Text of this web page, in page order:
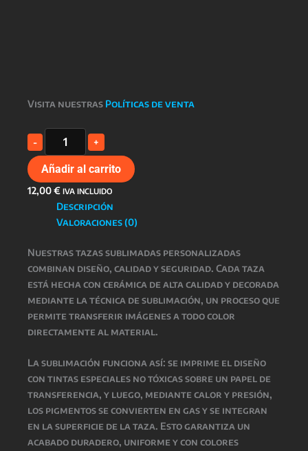
Visita nuestras Políticas de venta
-
TAZA
FLAMENQUILLAS
SUBLIMADA
cantidad
+
Añadir al carrito
12,00€ IVA INCLUIDO
Descripción
Valoraciones (0)
Nuestrastazas sublimadas personalizadas
combinan diseño, calidad y seguridad. Cada taza
está hecha con cerámica de alta calidady decorada
mediante la técnica de sublimación, un proceso que
permite transferir imágenes a todo color
directamente al material.
La sublimación funciona así: se imprime el diseño
con tintas especiales no tóxicassobre un papel de
transferencia, y luego, mediante calor y presión,
los pigmentos se convierten en gas y se integran
en la superficie de la taza. Esto garantiza un
acabado duradero, uniforme y con colores